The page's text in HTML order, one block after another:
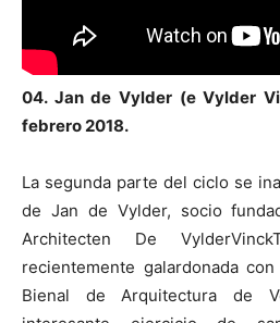
04. Jan de Vylder (e Vylder
febrero 2018.
La segunda parte del ciclo se
de Jan de Vylder, socio
Architecten De
recientemente galardonada
Bienal de Arquitectura de